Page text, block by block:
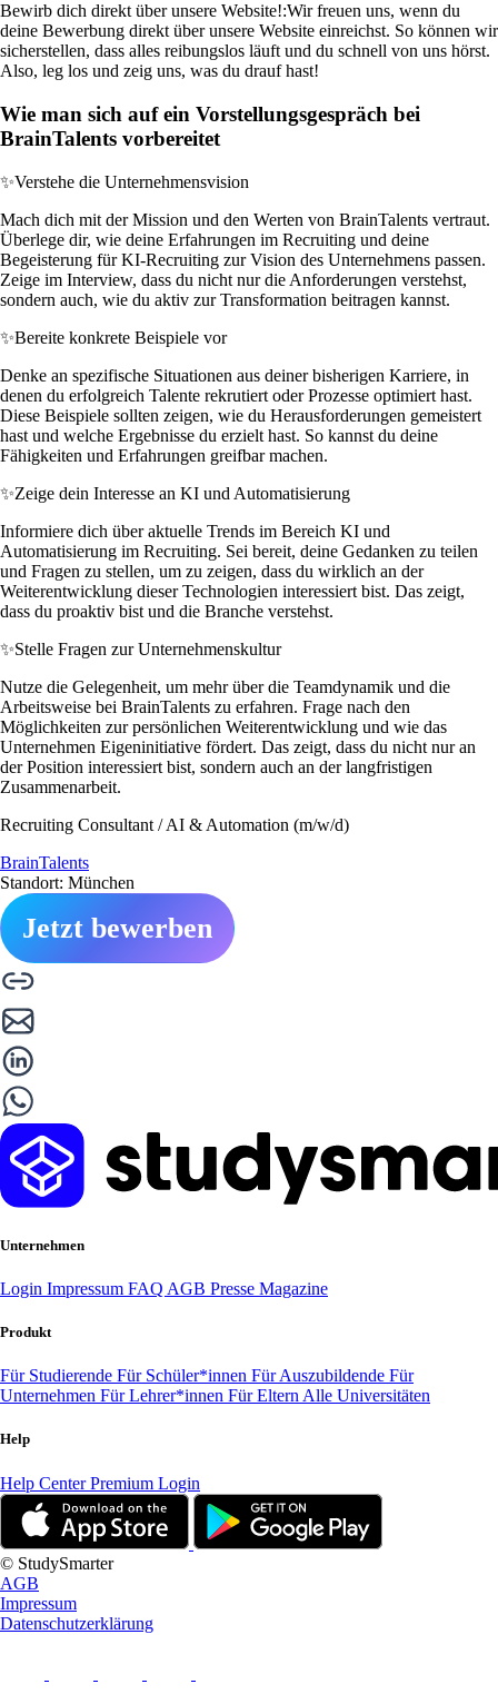
Bewirb dich direkt über unsere Website!:Wir freuen uns, wenn du
deine Bewerbung direkt über unsere Website einreichst. So können wir
sicherstellen, dass alles reibungslos läuft und du schnell von uns hörst.
Also, leg los und zeig uns, was du drauf hast!
Wie man sich auf ein Vorstellungsgespräch bei
BrainTalents vorbereitet
✨Verstehe die Unternehmensvision
Mach dich mit der Mission und den Werten von BrainTalents vertraut.
Überlege dir, wie deine Erfahrungen im Recruiting und deine
Begeisterung für KI-Recruiting zur Vision des Unternehmens passen.
Zeige im Interview, dass du nicht nur die Anforderungen verstehst,
sondern auch, wie du aktiv zur Transformation beitragen kannst.
✨Bereite konkrete Beispiele vor
Denke an spezifische Situationen aus deiner bisherigen Karriere, in
denen du erfolgreich Talente rekrutiert oder Prozesse optimiert hast.
Diese Beispiele sollten zeigen, wie du Herausforderungen gemeistert
hast und welche Ergebnisse du erzielt hast. So kannst du deine
Fähigkeiten und Erfahrungen greifbar machen.
✨Zeige dein Interesse an KI und Automatisierung
Informiere dich über aktuelle Trends im Bereich KI und
Automatisierung im Recruiting. Sei bereit, deine Gedanken zu teilen
und Fragen zu stellen, um zu zeigen, dass du wirklich an der
Weiterentwicklung dieser Technologien interessiert bist. Das zeigt,
dass du proaktiv bist und die Branche verstehst.
✨Stelle Fragen zur Unternehmenskultur
Nutze die Gelegenheit, um mehr über die Teamdynamik und die
Arbeitsweise bei BrainTalents zu erfahren. Frage nach den
Möglichkeiten zur persönlichen Weiterentwicklung und wie das
Unternehmen Eigeninitiative fördert. Das zeigt, dass du nicht nur an
der Position interessiert bist, sondern auch an der langfristigen
Zusammenarbeit.
Recruiting Consultant / AI & Automation (m/w/d)
BrainTalents
Standort: München
Jetzt bewerben
Unternehmen
Login Impressum FAQ AGB Presse Magazine
Produkt
Für Studierende Für Schüler*innen Für Auszubildende Für
Unternehmen Für Lehrer*innen Für Eltern Alle Universitäten
Help
Help CenterPremium Login
© StudySmarter
AGB
Impressum
Datenschutzerklärung